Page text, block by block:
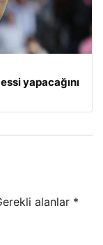
yapacağını
alanlar *